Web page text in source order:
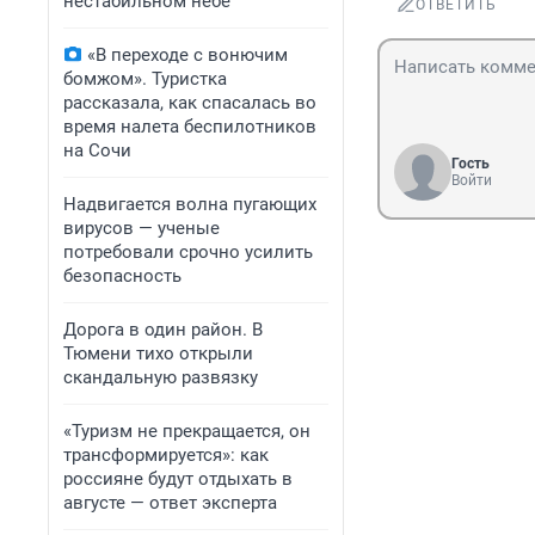
«В переходе с вонючим
бомжом». Туристка
рассказала, как спасалась во
время налета беспилотников
на Сочи
Надвигается волна пугающих
вирусов — ученые
потребовали срочно усилить
безопасность
Дорога в один район. В
Тюмени тихо открыли
скандальную развязку
«Туризм не прекращается, он
трансформируется»: как
россияне будут отдыхать в
августе — ответ эксперта
ОТВЕТИТЬ
Гость
Войти